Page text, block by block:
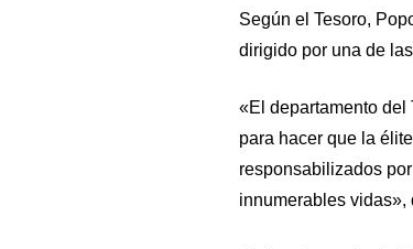
Según el Tesoro,
dirigido por una de
«El departamento del
para hacer que la
responsabilizados
innumerables vidas»,